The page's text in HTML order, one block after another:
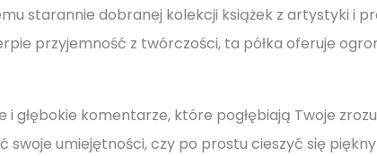
starannie dobranej kolekcji książek z artystyki i
przyjemność z twórczości, ta półka oferuje
i głębokie komentarze, które pogłębiają Twoje
swoje umiejętności, czy po prostu cieszyć się